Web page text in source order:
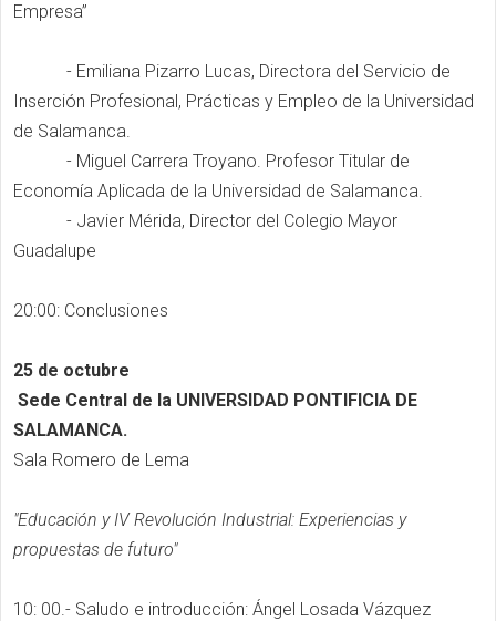
Empresa”
- Emiliana Pizarro Lucas, Directora del Servicio de
Inserción Profesional, Prácticas y Empleo de la Universidad
de Salamanca.
- Miguel Carrera Troyano. Profesor Titular de
Economía Aplicada de la Universidad de Salamanca.
- Javier Mérida, Director del Colegio Mayor
Guadalupe
20:00: Conclusiones
25 de octubre
Sede Central de la UNIVERSIDAD PONTIFICIA DE
SALAMANCA.
Sala Romero de Lema
"Educación y IV Revolución Industrial: Experiencias y
propuestas de futuro"
10: 00.- Saludo e introducción: Ángel Losada Vázquez